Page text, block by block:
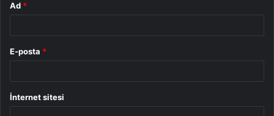
Ad *
E-posta *
İnternet sitesi